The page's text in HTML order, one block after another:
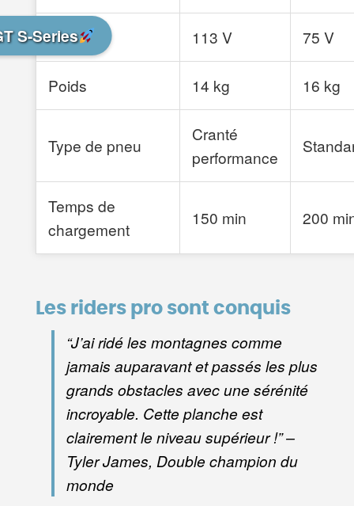
S-Series
Voltage 113 V 75 V
Poids 14 kg 16 kg
Type de pneu
Cranté
performance
Temps de
chargement
150 min 200
Les riders pro sont conquis
“J’ai ridé les montagnes comme
jamais auparavant et passés les plus
grands obstacles avec une sérénité
incroyable. Cette planche est
clairement le niveau supérieur !” –
Tyler James, Double champion du
monde